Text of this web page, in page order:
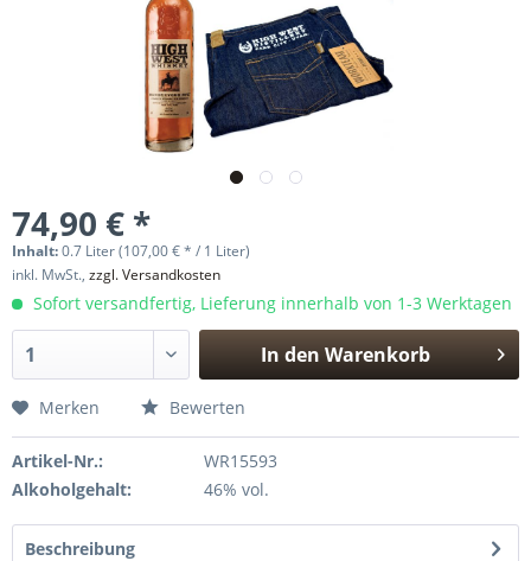
74,90 € *
Inhalt:0.7 Liter (107,00 € * / 1 Liter)
inkl. MwSt., zzgl. Versandkosten
Sofort versandfertig, Lieferung innerhalb von 1-3 Werktagen
In den Warenkorb
Merken Bewerten
Artikel-Nr.:
WR15593
Alkoholgehalt:
46% vol.
Beschreibung